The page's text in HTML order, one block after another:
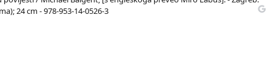
24 cm - 978-953-14-0526-3